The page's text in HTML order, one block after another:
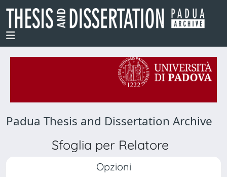
Padua Thesis and Dissertation Archive
Sfoglia per Relatore
Opzioni